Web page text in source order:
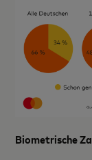
Biometrische